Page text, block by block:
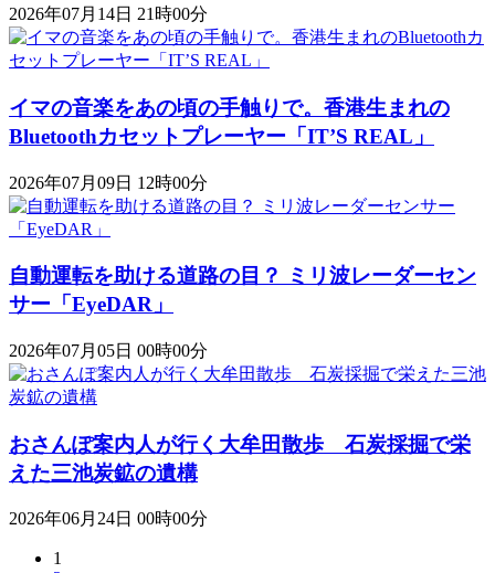
2026年07月14日 21時00分
イマの音楽をあの頃の手触りで。香港生まれの
Bluetoothカセットプレーヤー「IT’S REAL」
2026年07月09日 12時00分
自動運転を助ける道路の目？ ミリ波レーダーセン
サー「EyeDAR」
2026年07月05日 00時00分
おさんぽ案内人が行く大牟田散歩 石炭採掘で栄
えた三池炭鉱の遺構
2026年06月24日 00時00分
1